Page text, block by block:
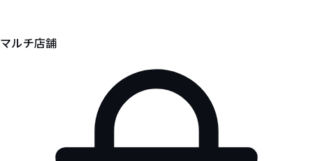
マルチ店舗